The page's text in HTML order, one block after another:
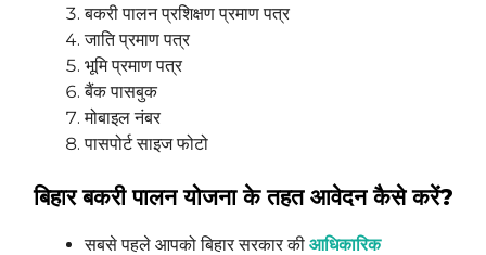
बकरी पालन प्रशिक्षण प्रमाण पत्र
जाति प्रमाण पत्र
भूमि प्रमाण पत्र
बैंक पासबुक
मोबाइल नंबर
पासपोर्ट साइज फोटो
बिहार बकरी पालन योजना के तहत आवेदन कैसे करें?
सबसे पहले आपको बिहार सरकार की आधिकारिक